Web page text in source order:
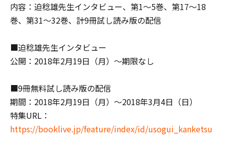
内容：迫稔雄先生インタビュー、第1～5巻、第17～18
巻、第31～32巻、計9冊試し読み版の配信
■迫稔雄先生インタビュー
公開：2018年2月19日（月）～期限なし
■9冊無料試し読み版の配信
期間：2018年2月19日（月）～2018年3月4日（日）
特集URL：
https://booklive.jp/feature/index/id/usogui_kanketsu